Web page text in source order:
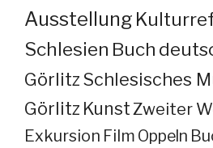
Ausstellung
Schlesien Buch
GörlitzSchlesisches
Görlitz KunstZweiter
Exkursion Film Oppeln